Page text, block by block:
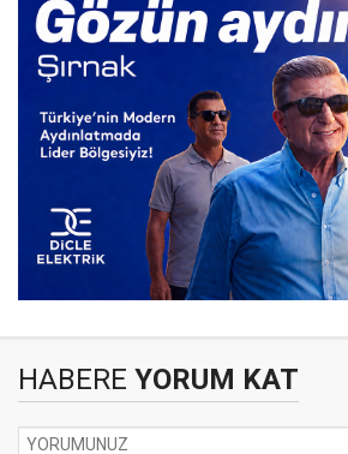
HABERE YORUM KAT